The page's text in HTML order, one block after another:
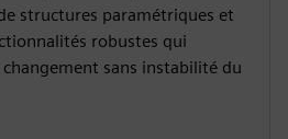
structures paramétriques et
robustes qui
sans instabilité du